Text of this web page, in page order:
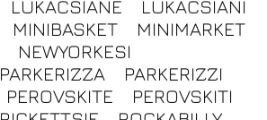
LUKACSIANE
LUKACSIANI
MINIBASKET
MINIMARKET
NEWYORKESI
PARKERIZZA
PARKERIZZI
PEROVSKITE
PEROVSKITI